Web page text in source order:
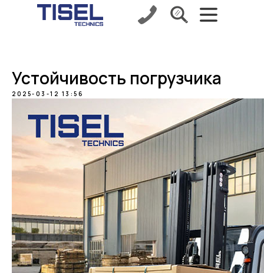
Устойчивость погрузчика
2025-03-12 13:56